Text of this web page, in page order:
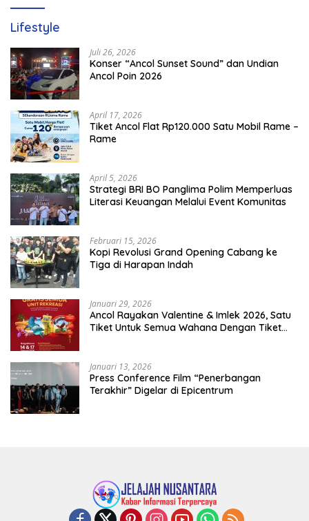
Lifestyle
Juli 26, 2026
Konser “Ancol Sunset Sound” dan Undian
Ancol Poin 2026
April 17, 2026
Tiket Ancol Flat Rp120.000 Satu Mobil Rame –
Rame
April 5, 2026
​Strategi BRI BO Panglima Polim Memperluas
Literasi Keuangan Melalui Event Komunitas
Februari 15, 2026
Kopi Revolusi Grand Opening Cabang ke
Tiga di Harapan Indah
Januari 29, 2026
Ancol Rayakan Valentine & Imlek 2026, Satu
Tiket Untuk Semua Wahana Dengan Tiket
Januari 13, 2026
Press Conference Film “Penerbangan
Terakhir” Digelar di Epicentrum